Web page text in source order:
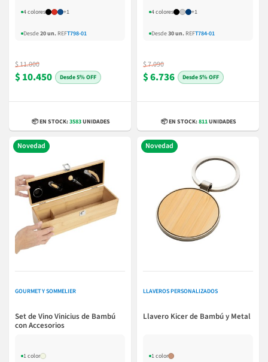
4 colores +1
Desde20 un. REFT798-01
$ 11.000
$ 10.450 5% OFF
📦 EN STOCK:3583UNIDADES
4 colores +1
Desde30 un. REFT784-01
$ 7.090
$ 6.736 5% OFF
📦 EN STOCK:811UNIDADES
Novedad
GOURMET Y SOMMELIER
Set de Vino Vinicius de Bambú
con Accesorios
1 color
Novedad
LLAVEROS PERSONALIZADOS
Llavero Kicer de Bambú y Metal
1 color